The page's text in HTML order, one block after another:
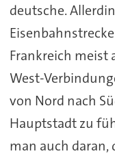
deutsche.
Frankreich meist
West-
von Nord nach
Hauptstadt zu
man auch daran,